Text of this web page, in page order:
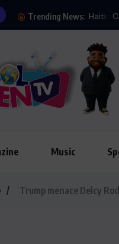
Trending News:
Music
Trump menace Delcy